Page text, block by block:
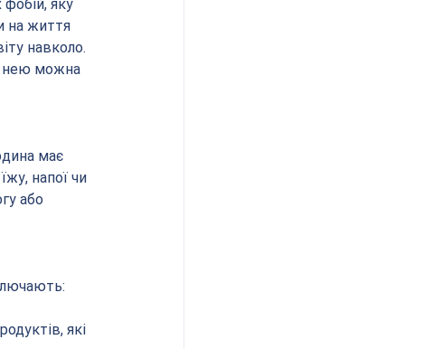
яку
на життя
навколо.
нею можна
має
напої чи
або
які